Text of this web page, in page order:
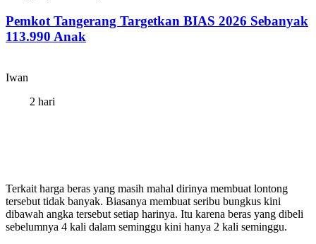
Pemkot Tangerang Targetkan BIAS 2026 Sebanyak
113.990 Anak
Iwan
2 hari
Terkait harga beras yang masih mahal dirinya membuat lontong
tersebut tidak banyak. Biasanya membuat seribu bungkus kini
dibawah angka tersebut setiap harinya. Itu karena beras yang dibeli
sebelumnya 4 kali dalam seminggu kini hanya 2 kali seminggu.